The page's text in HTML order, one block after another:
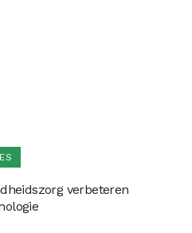
verbeteren